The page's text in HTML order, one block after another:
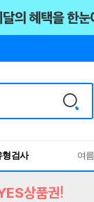
형검사
여
상품권!